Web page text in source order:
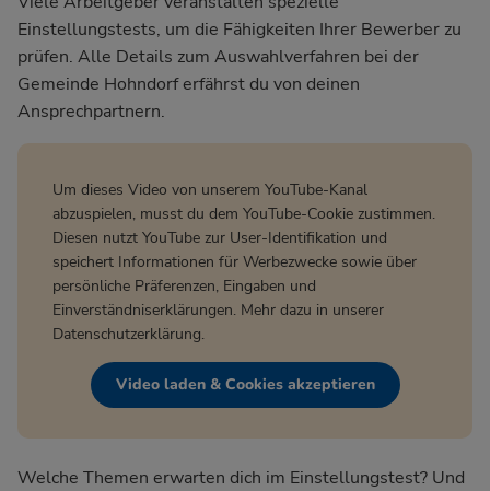
Einstellungstests, um die Fähigkeiten Ihrer Bewerber zu
prüfen. Alle Details zum Auswahlverfahren bei der
Gemeinde Hohndorferfährst du von deinen
Ansprechpartnern.
Um dieses Video von unserem YouTube-Kanal
abzuspielen, musst du dem YouTube-Cookie zustimmen.
Diesen nutzt YouTube zur User-Identifikation und
speichert Informationen für Werbezwecke sowie über
persönliche Präferenzen, Eingaben und
Einverständniserklärungen. Mehr dazu in unserer
Datenschutzerklärung.
Video laden & Cookies akzeptieren
Welche Themen erwarten dich im Einstellungstest? Und